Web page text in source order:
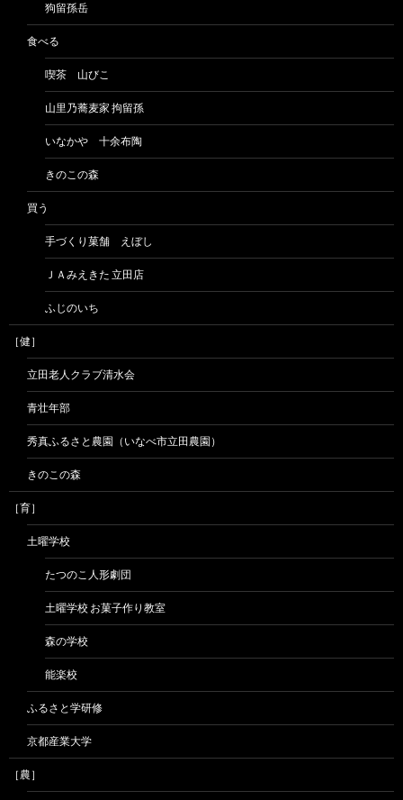
狗留孫岳
食べる
喫茶 山びこ
山里乃蕎麦家 拘留孫
いなかや 十余布陶
きのこの森
買う
手づくり菓舗 えぼし
ＪＡみえきた 立田店
ふじのいち
［健］
立田老人クラブ清水会
青壮年部
秀真ふるさと農園（いなべ市立田農園）
きのこの森
［育］
土曜学校
たつのこ人形劇団
土曜学校 お菓子作り教室
森の学校
能楽校
ふるさと学研修
京都産業大学
［農］